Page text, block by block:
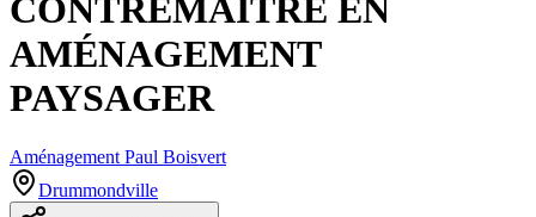
CONTREMAITRE EN
AMÉNAGEMENT
PAYSAGER
Aménagement Paul Boisvert
Drummondville